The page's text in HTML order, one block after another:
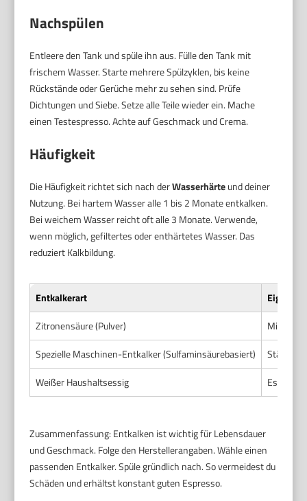
Nachspülen
Entleere den Tank und spüle ihn aus. Fülle den Tank mit
frischem Wasser. Starte mehrere Spülzyklen, bis keine
Rückstände oder Gerüche mehr zu sehen sind. Prüfe
Dichtungen und Siebe. Setze alle Teile wieder ein. Mache
einen Testespresso. Achte auf Geschmack und Crema.
Häufigkeit
Die Häufigkeit richtet sich nach derWasserhärteund deiner
Nutzung. Bei hartem Wasser alle 1 bis 2 Monate entkalken.
Bei weichem Wasser reicht oft alle 3 Monate. Verwende,
wenn möglich, gefiltertes oder enthärtetes Wasser. Das
reduziert Kalkbildung.
Entkalkerart
Zitronensäure (Pulver)
Mild
Spezielle Maschinen-Entkalker (Sulfaminsäurebasiert)
Weißer Haushaltsessig
Zusammenfassung: Entkalken ist wichtig für Lebensdauer
und Geschmack. Folge den Herstellerangaben. Wähle einen
passenden Entkalker. Spüle gründlich nach. So vermeidest du
Schäden und erhältst konstant guten Espresso.